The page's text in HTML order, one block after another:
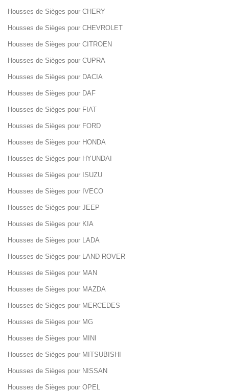
Housses de Sièges pour CHERY
Housses de Sièges pour CHEVROLET
Housses de Sièges pour CITROEN
Housses de Sièges pour CUPRA
Housses de Sièges pour DACIA
Housses de Sièges pour DAF
Housses de Sièges pour FIAT
Housses de Sièges pour FORD
Housses de Sièges pour HONDA
Housses de Sièges pour HYUNDAI
Housses de Sièges pour ISUZU
Housses de Sièges pour IVECO
Housses de Sièges pour JEEP
Housses de Sièges pour KIA
Housses de Sièges pour LADA
Housses de Sièges pour LAND ROVER
Housses de Sièges pour MAN
Housses de Sièges pour MAZDA
Housses de Sièges pour MERCEDES
Housses de Sièges pour MG
Housses de Sièges pour MINI
Housses de Sièges pour MITSUBISHI
Housses de Sièges pour NISSAN
Housses de Sièges pour OPEL